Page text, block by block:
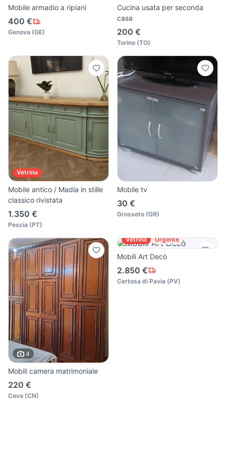
Mobile armadio a ripiani
400 €
Genova (GE)
Cucina usata per seconda
casa
200 €
Torino (TO)
Vetrina
Mobile antico / Madia in stille
classico rivistata
1.350 €
Pescia (PT)
Mobile tv
30 €
Grosseto (GR)
4
Mobili camera matrimoniale
220 €
Ceva (CN)
Vetrina Urgente
Mobili Art Decò
2.850 €
Certosa di Pavia (PV)